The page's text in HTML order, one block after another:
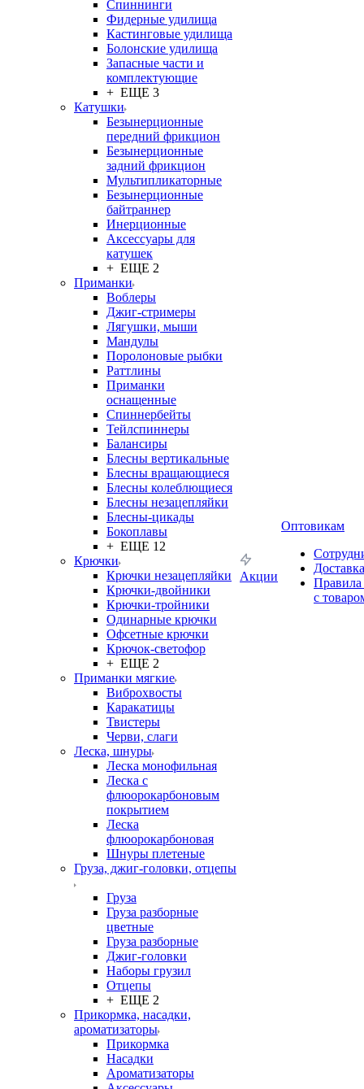
Спиннинги
Фидерные удилища
Кастинговые удилища
Болонские удилища
Запасные части и
комплектующие
+ ЕЩЕ 3
Катушки
Безынерционные
передний фрикцион
Безынерционные
задний фрикцион
Мультипликаторные
Безынерционные
байтраннер
Инерционные
Аксессуары для
катушек
+ ЕЩЕ 2
Приманки
Воблеры
Джиг-стримеры
Лягушки, мыши
Мандулы
Поролоновые рыбки
Раттлины
Приманки
оснащенные
Спиннербейты
Тейлспиннеры
Балансиры
Блесны вертикальные
Блесны вращающиеся
Блесны колеблющиеся
Блесны незацепляйки
Блесны-цикады
Бокоплавы
+ ЕЩЕ 12
Крючки
Крючки незацепляйки
Крючки-двойники
Крючки-тройники
Одинарные крючки
Офсетные крючки
Крючок-светофор
+ ЕЩЕ 2
Приманки мягкие
Виброхвосты
Каракатицы
Твистеры
Черви, слаги
Леска, шнуры
Леска монофильная
Леска с
флюорокарбоновым
покрытием
Леска
флюорокарбоновая
Шнуры плетеные
Груза, джиг-головки, отцепы
Груза
Груза разборные
цветные
Груза разборные
Джиг-головки
Наборы грузил
Отцепы
+ ЕЩЕ 2
Прикормка, насадки,
ароматизаторы
Прикормка
Насадки
Ароматизаторы
Акции
Оптовикам
Доставка
Правила
с